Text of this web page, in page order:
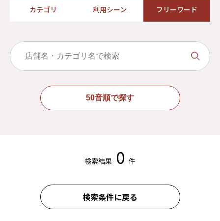
カテゴリ 利用シーン フリーワード
50音順で探す
検索結果 0 件
検索条件に戻る